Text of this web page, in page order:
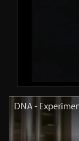
DNA -